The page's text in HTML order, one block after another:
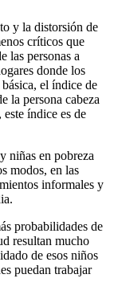
y la distorsión de
críticos que
las personas a
donde los
el índice de
la persona cabeza
índice es de
niñas en pobreza
modos, en las
informales y
probabilidades de
resultan mucho
de esos niños
puedan trabajar